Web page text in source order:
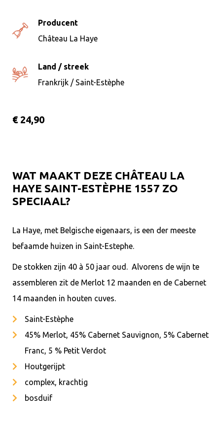
Producent
Château La Haye
Land / streek
Frankrijk / Saint-Estèphe
€ 24,90
WAT MAAKT DEZE CHÂTEAU LA
HAYE SAINT-ESTÈPHE 1557 ZO
SPECIAAL?
La Haye, met Belgische eigenaars, is een der meeste
befaamde huizen in Saint-Estephe.
De stokken zijn 40 à 50 jaar oud. Alvorens de wijn te
assembleren zit de Merlot 12 maanden en de Cabernet
14 maanden in houten cuves.
Saint-Estèphe
45% Merlot, 45% Cabernet Sauvignon, 5% Cabernet
Franc, 5 % Petit Verdot
Houtgerijpt
complex, krachtig
bosduif